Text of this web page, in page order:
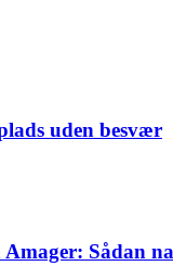
uden besvær
Sådan